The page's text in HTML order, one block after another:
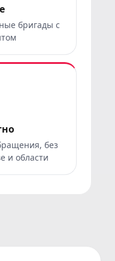
бригады с
без
и области